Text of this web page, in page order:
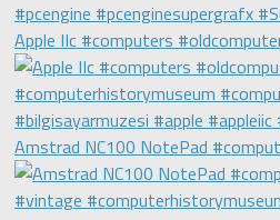
Apple IIc #computers
Amstrad NC100 NotePad